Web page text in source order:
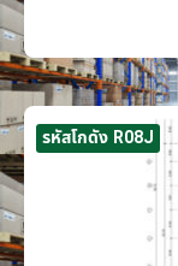
รหัสโกดัง R08J